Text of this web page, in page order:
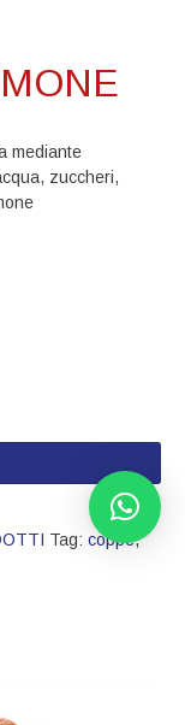
mediante
zuccheri,
Tag: coppe,